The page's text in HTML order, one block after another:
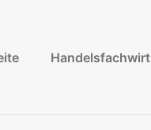
Handelsfachwirt